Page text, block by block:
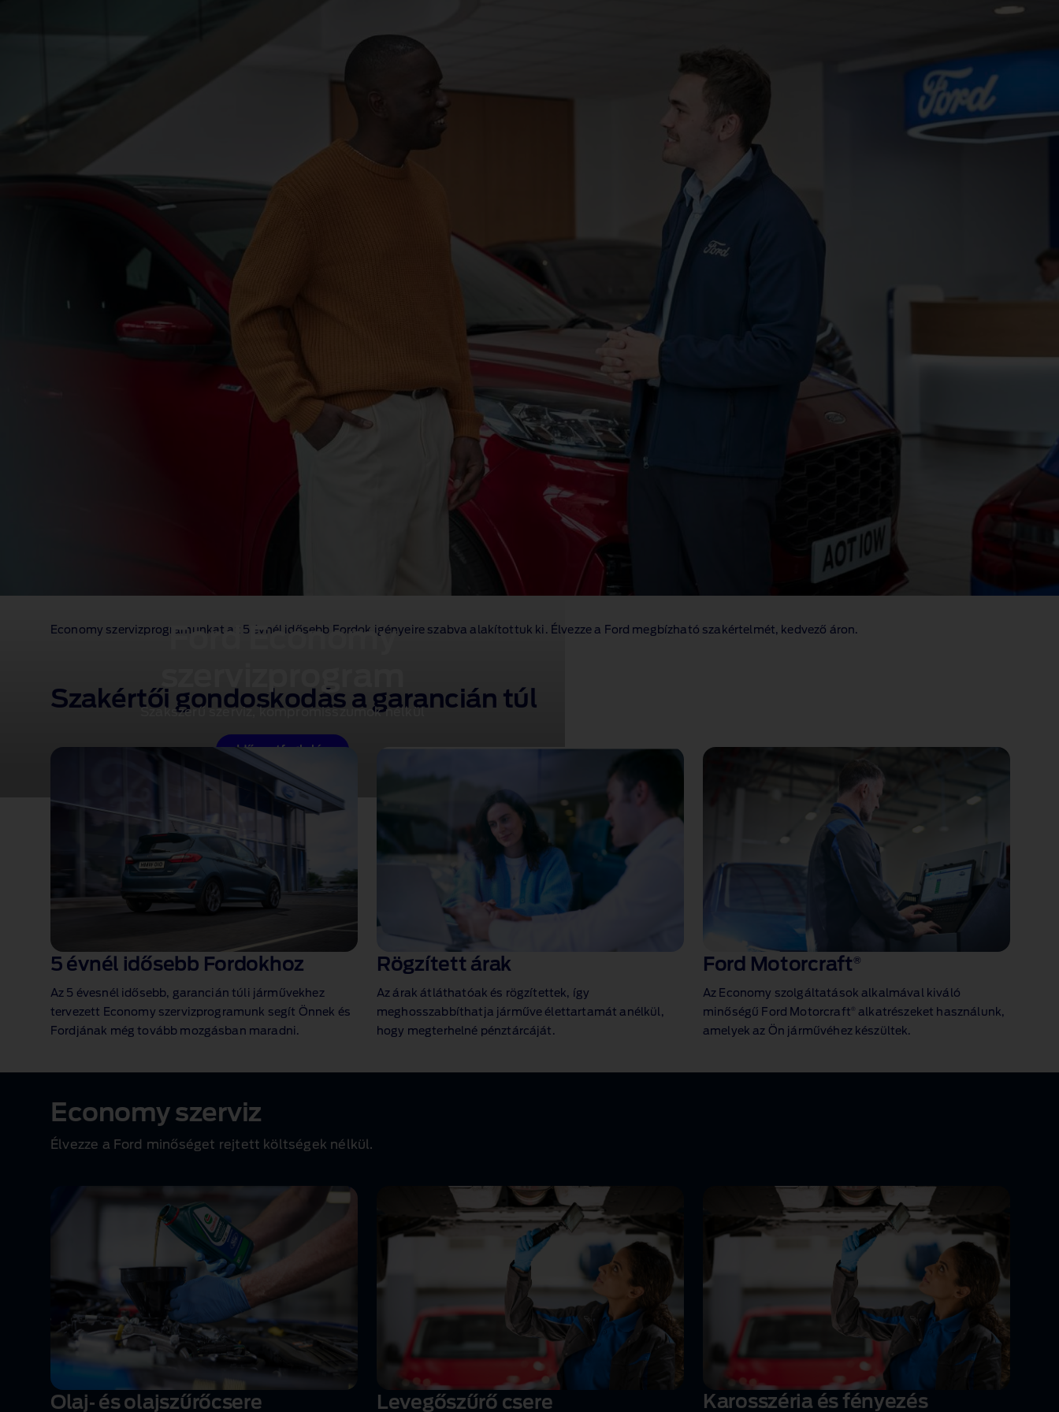
Ford Economy
Szakszerű szerviz, kompromisszumok nélkül
Időpontfoglalás
Economy szervizprogramunkat az 5 évnél idősebb Fordok igényeire szabva alakítottuk ki. Élvezze a Ford megbízható szakértelmét, kedvező áron.
Szakértői gondoskodás a garancián túl
5 évnél idősebb Fordokhoz
Az 5 évesnél idősebb, garancián túli járművekhez
tervezett Economy szervizprogramunk segít Önnek és
Fordjának még tovább mozgásban maradni.
Rögzített árak
Az árak átláthatóak és rögzítettek, így
meghosszabbíthatja járműve élettartamát anélkül,
hogy megterhelné pénztárcáját.
Ford Motorcraft®
Az Economy szolgáltatások alkalmával kiváló
minőségű Ford Motorcraft
alkatrészeket használunk,
amelyek az Ön járművéhez készültek.
Economy szerviz
Élvezze a Ford minőséget rejtett költségek nélkül.
Olaj‑ és olajszűrőcsere Levegőszűrő csere
Karosszéria és fényezés